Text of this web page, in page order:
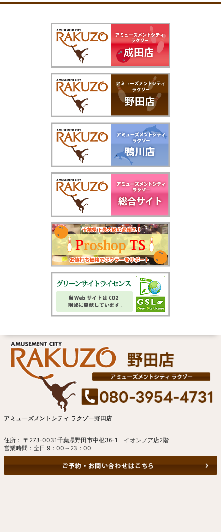
アミューズメントシティ ラクゾー野田店
住所： 〒278-0031千葉県野田市中根36-1 イオンノア店2階
営業時間：全日 9：00～23：00